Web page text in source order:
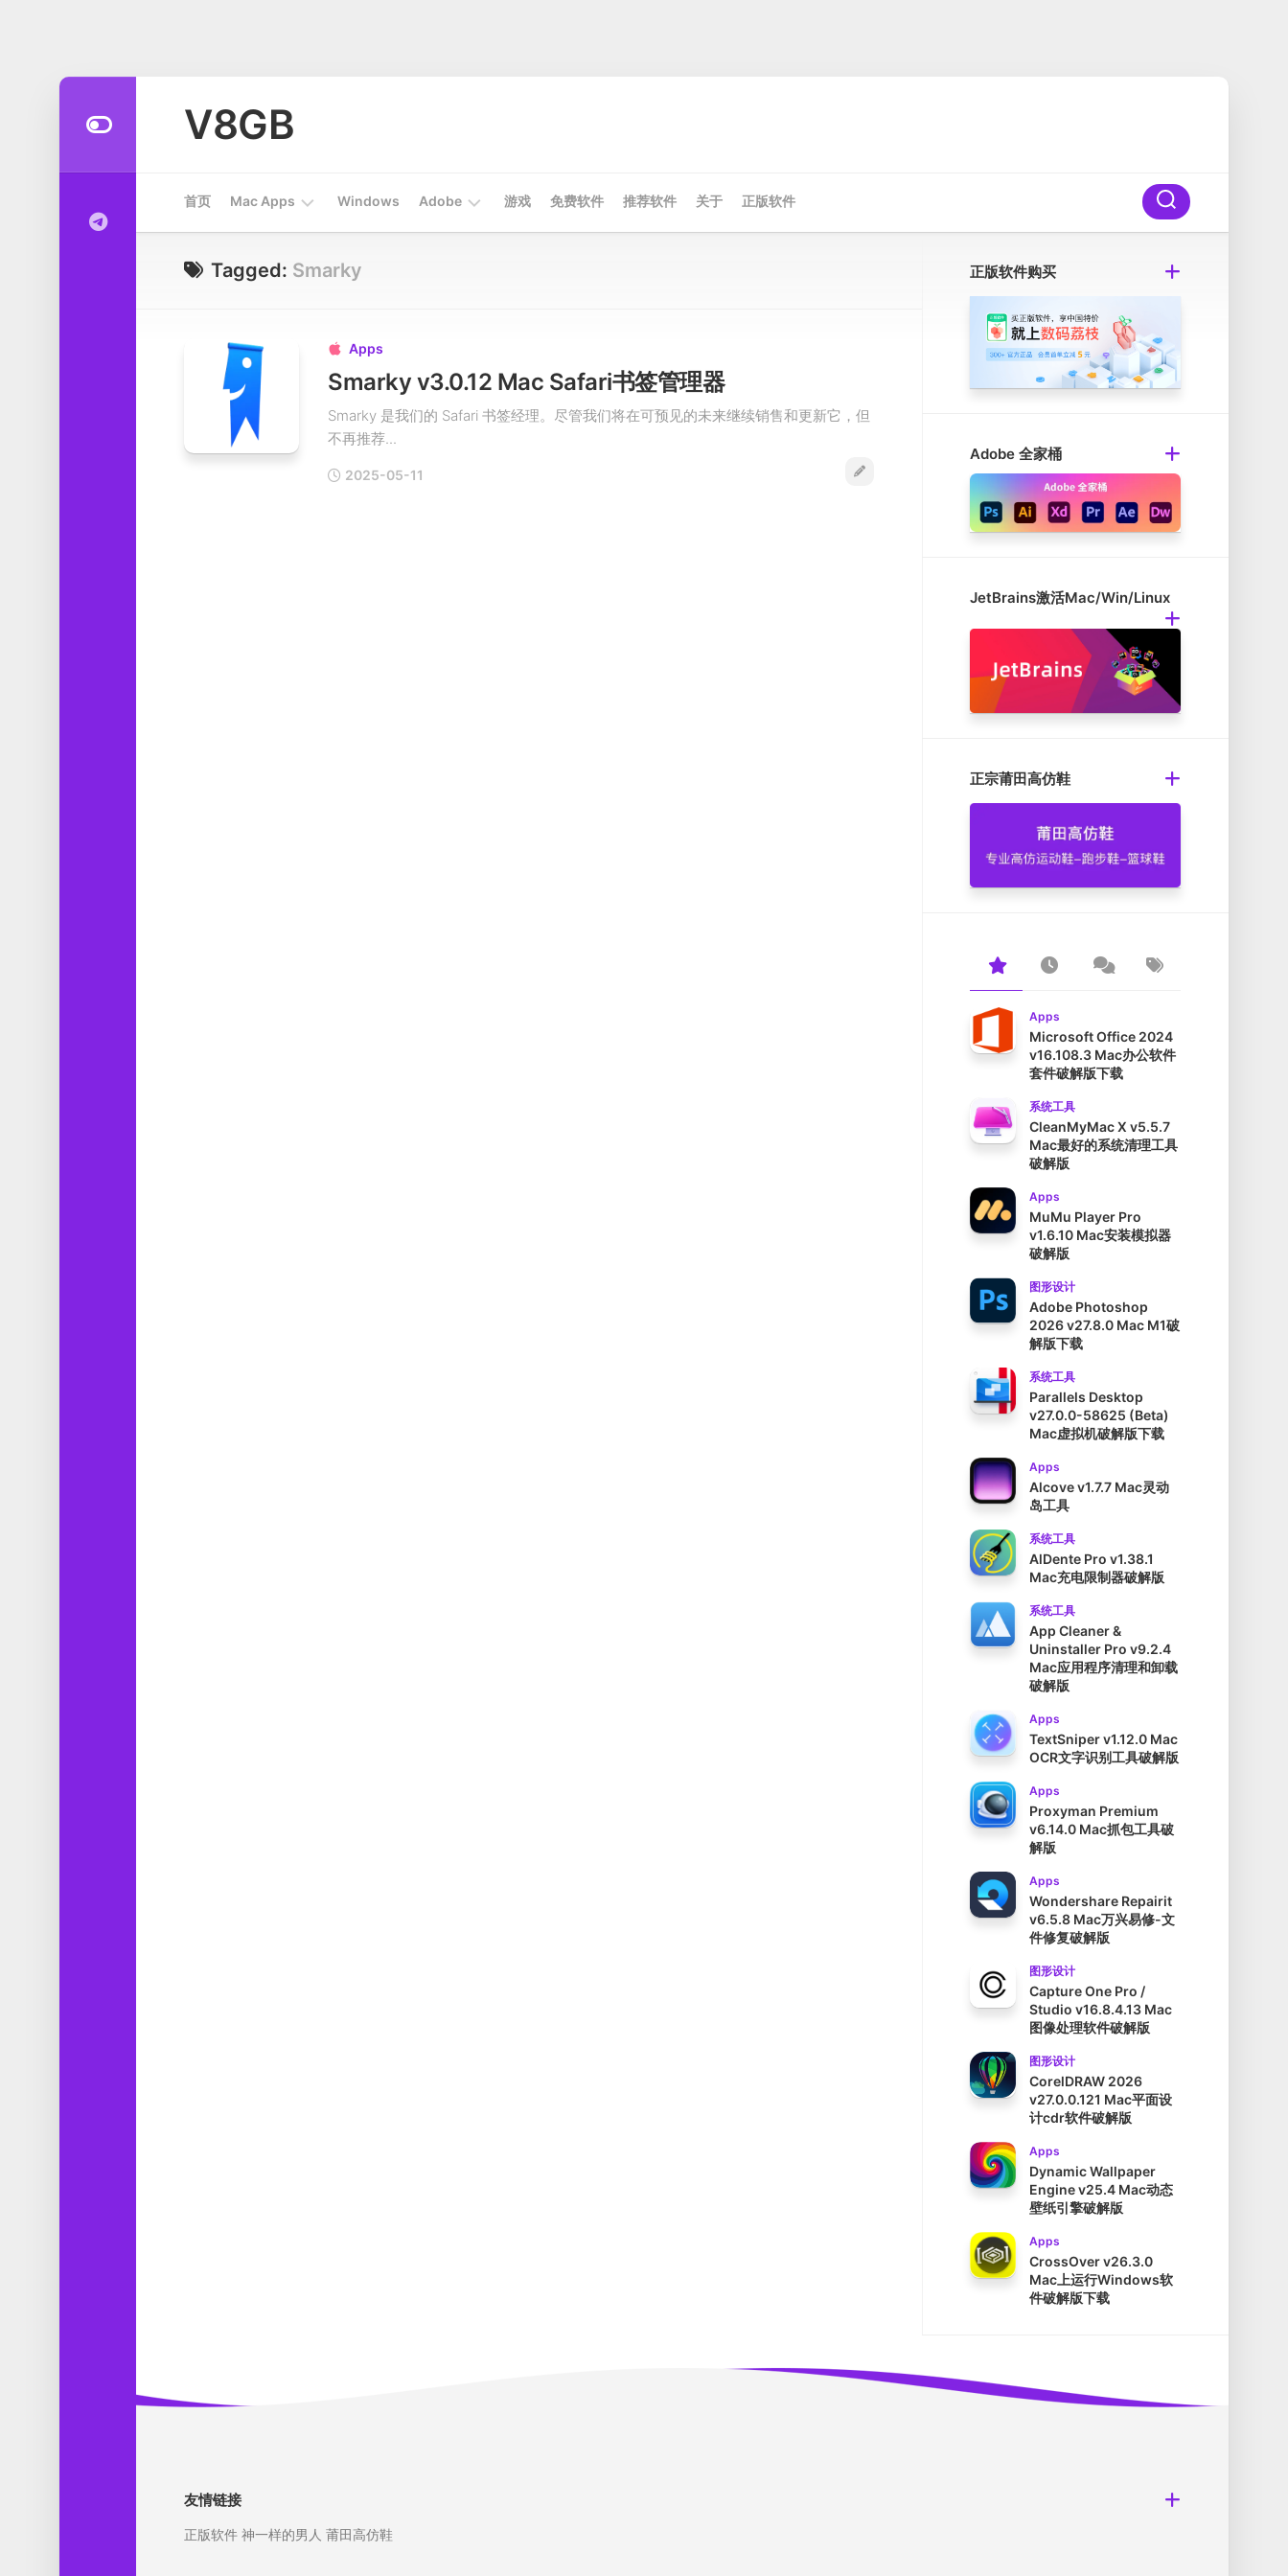
V8GB
首页 Mac Apps
Apps
工
具
系
统
工
具
Windows Adobe 游戏 免费软件 推荐软件 关于 正版软件
Tagged: Smarky
 Apps
Smarky v3.0.12 Mac Safari书签管理器
Smarky 是我们的 Safari 书签经理。尽管我们将在可预见的未来继续销售和更新它，但
不再推荐...
2025-05-11
正版软件购买
Adobe 全家桶
JetBrains激活Mac/Win/Linux
正宗莆田高仿鞋
Apps
Microsoft Office 2024
v16.108.3 Mac办公软件
套件破解版下载
系统工具
CleanMyMac X v5.5.7
Mac最好的系统清理工具
破解版
Apps
MuMu Player Pro
v1.6.10 Mac安装模拟器
破解版
图形设计
Adobe Photoshop
2026 v27.8.0 Mac M1破
解版下载
系统工具
Parallels Desktop
v27.0.0-58625 (Beta)
Mac虚拟机破解版下载
Apps
Alcove v1.7.7 Mac灵动
岛工具
系统工具
AlDente Pro v1.38.1
Mac充电限制器破解版
系统工具
App Cleaner &
Uninstaller Pro v9.2.4
Mac应用程序清理和卸载
破解版
Apps
TextSniper v1.12.0 Mac
OCR文字识别工具破解版
Apps
Proxyman Premium
v6.14.0 Mac抓包工具破
解版
Apps
Wondershare Repairit
v6.5.8 Mac万兴易修-文
件修复破解版
图形设计
Capture One Pro /
Studio v16.8.4.13 Mac
图像处理软件破解版
图形设计
CorelDRAW 2026
v27.0.0.121 Mac平面设
计cdr软件破解版
Apps
Dynamic Wallpaper
Engine v25.4 Mac动态
壁纸引擎破解版
Apps
CrossOver v26.3.0
Mac上运行Windows软
件破解版下载
友情链接
正版软件 神一样的男人 莆田高仿鞋